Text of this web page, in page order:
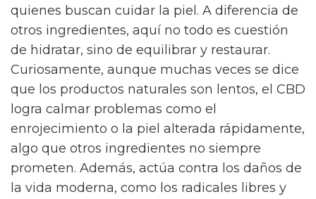
quienes buscan cuidar la piel. A diferencia de
otros ingredientes, aquí no todo es cuestión
de hidratar, sino de equilibrar y restaurar.
Curiosamente, aunque muchas veces se dice
que los productos naturales son lentos, el CBD
logra calmar problemas como el
enrojecimiento o la piel alterada rápidamente,
algo que otros ingredientes no siempre
prometen. Además, actúa contra los daños de
la vida moderna, como los radicales libres y